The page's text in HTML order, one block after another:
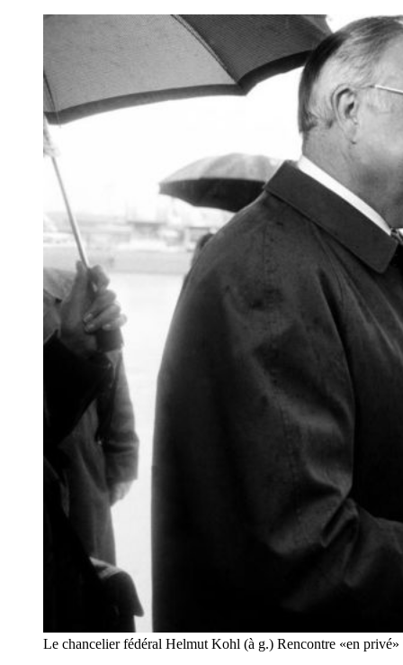
Le chancelier fédéral Helmut Kohl (à g.) Rencontre «en